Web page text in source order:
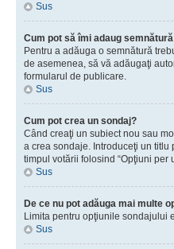
Sus
Cum pot să îmi adaug
Pentru a adăuga o semnătură
de asemenea, să vă adăugaţi
formularul de publicare.
Sus
Cum pot crea un sondaj?
Când creaţi un subiect nou sau
a crea sondaje. Introduceţi un
timpul votării folosind “Opţiuni
Sus
De ce nu pot adăuga mai multe
Limita pentru opţiunile sondajului
Sus